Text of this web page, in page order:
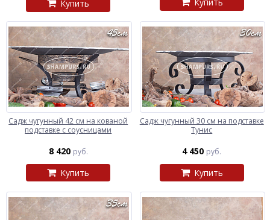
Купить
Садж чугунный 42 см на кованой
подставке с соусницами
8 420 руб.
Купить
Садж чугунный 30 см на подставке
Тунис
4 450 руб.
Купить